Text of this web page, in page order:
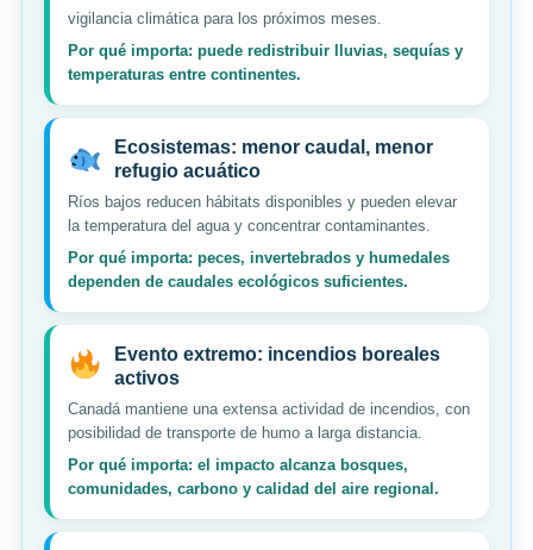
vigilancia climática para los próximos meses.
Por qué importa: puede redistribuir lluvias, sequías y
temperaturas entre continentes.
Ecosistemas: menor caudal, menor
refugio acuático
Ríos bajos reducen hábitats disponibles y pueden elevar
la temperatura del agua y concentrar contaminantes.
Por qué importa: peces, invertebrados y humedales
dependen de caudales ecológicos suficientes.
Evento extremo: incendios boreales
activos
Canadá mantiene una extensa actividad de incendios, con
posibilidad de transporte de humo a larga distancia.
Por qué importa: el impacto alcanza bosques,
comunidades, carbono y calidad del aire regional.